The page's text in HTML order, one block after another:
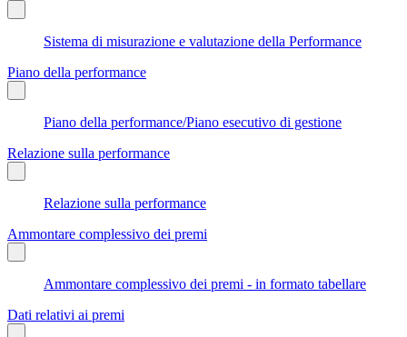
Sistema di misurazione e valutazione della Performance
Piano della performance
Piano della performance/Piano esecutivo di gestione
Relazione sulla performance
Relazione sulla performance
Ammontare complessivo dei premi
Ammontare complessivo dei premi - in formato tabellare
Dati relativi ai premi